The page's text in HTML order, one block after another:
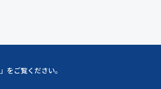
Copylight ©︎2026
」をご覧ください。